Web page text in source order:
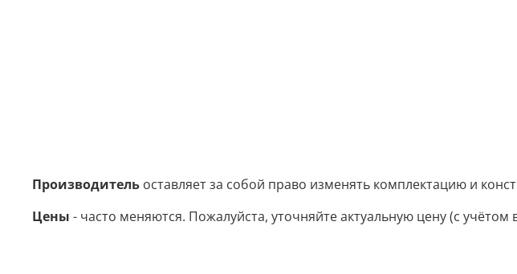
Производитель оставляет за собой право изменять комплектацию и
Цены - часто меняются. Пожалуйста, уточняйте актуальную цену (с учётом